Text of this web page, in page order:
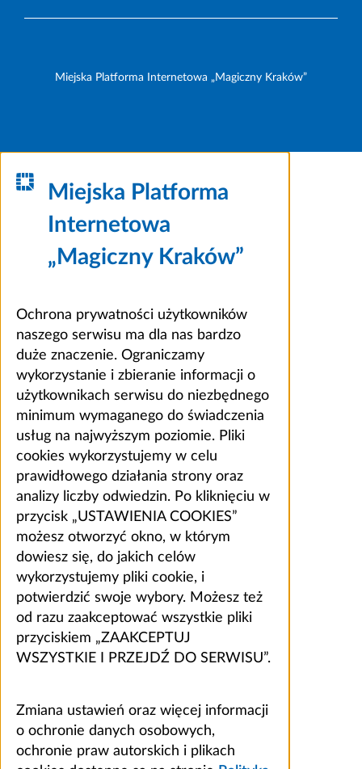
Miejska Platforma Internetowa „Magiczny Kraków”
Miejska Platforma
Internetowa
„Magiczny Kraków”
Ochrona prywatności użytkowników
naszego serwisu ma dla nas bardzo
duże znaczenie. Ograniczamy
wykorzystanie i zbieranie informacji o
użytkownikach serwisu do niezbędnego
minimum wymaganego do świadczenia
usług na najwyższym poziomie. Pliki
cookies wykorzystujemy w celu
prawidłowego działania strony oraz
analizy liczby odwiedzin. Po kliknięciu w
przycisk „USTAWIENIA COOKIES”
możesz otworzyć okno, w którym
dowiesz się, do jakich celów
wykorzystujemy pliki cookie, i
potwierdzić swoje wybory. Możesz też
od razu zaakceptować wszystkie pliki
przyciskiem „ZAAKCEPTUJ
WSZYSTKIE I PRZEJDŹ DO SERWISU”.
Zmiana ustawień oraz więcej informacji
o ochronie danych osobowych,
ochronie praw autorskich i plikach